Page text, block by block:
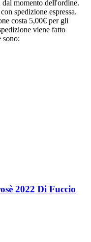
momento dell'ordine.
spedizione espressa.
costa 5,00€ per gli
viene fatto
sono:
2022 Di Fuccio